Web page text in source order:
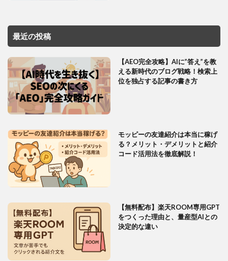
最近の投稿
【AEO完全攻略】AIに”答え”を教
える新時代のブログ戦略！検索上
位を独占する記事の書き方
モッピーの友達紹介は本当に稼げ
る？メリット・デメリットと紹介
コード活用法を徹底解説！
【無料配布】楽天ROOM専用GPT
をつくった理由と、量産型AIとの
決定的な違い